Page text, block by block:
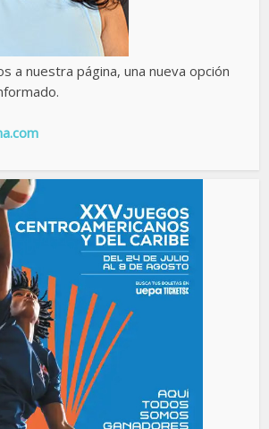
a nuestra página, una nueva opción